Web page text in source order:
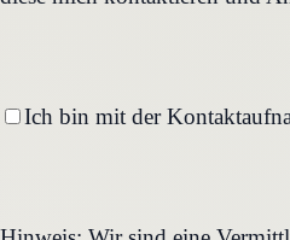
Ich bin mit der